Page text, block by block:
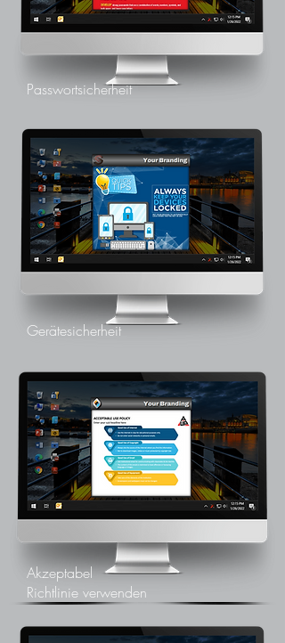
Passwortsicherheit
Gerätesicherheit
Akzeptabel
Richtlinie verwenden